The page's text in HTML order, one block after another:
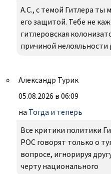
А.С., с темой Гитлера ты
его защитой. Тебе не
гитлеровская
причиной нелояльности
Александр Турик
05.08.2026 в 06:09
на Тогда и теперь
Все критики политики
РОС говорят только о
вопросе, игнорируя
черту национального